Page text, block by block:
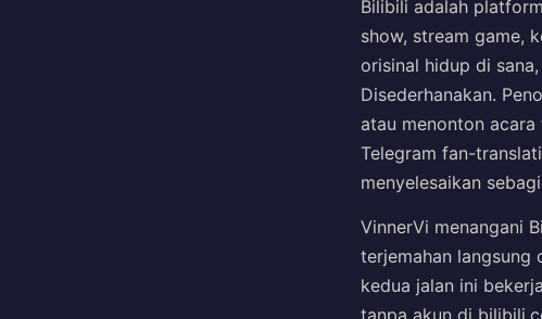
Bilibili adalah
show, stream game,
orisinal hidup di
Disederhanakan.
atau menonton
Telegram fan-
menyelesaikan
VinnerVi menangani
terjemahan langsung
kedua jalan ini
tanpa akun di